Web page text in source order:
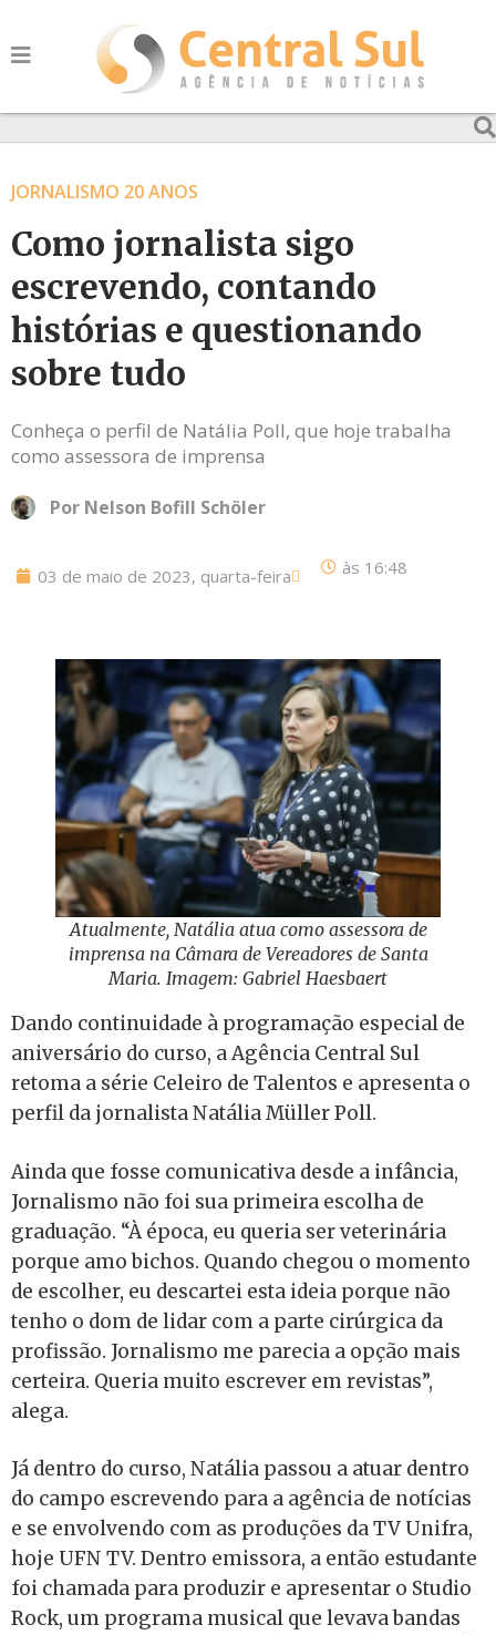
JORNALISMO 20 ANOS
Como jornalista sigo
escrevendo, contando
histórias e questionando
sobre tudo
Conheça o perfil de Natália Poll, que hoje trabalha
como assessora de imprensa
Por Nelson Bofill Schöler
03 de maio de 2023, quarta-feira às 16:48
Atualmente, Natália atua como assessora de
imprensa na Câmara de Vereadores de Santa
Maria. Imagem: Gabriel Haesbaert
Dando continuidade à programação especial de
aniversário do curso, a Agência Central Sul
retoma a série Celeiro de Talentos e apresenta o
perfil da jornalista Natália Müller Poll.
Ainda que fosse comunicativa desde a infância,
Jornalismo não foi sua primeira escolha de
graduação. “À época, eu queria ser veterinária
porque amo bichos. Quando chegou o momento
de escolher, eu descartei esta ideia porque não
tenho o dom de lidar com a parte cirúrgica da
profissão. Jornalismo me parecia a opção mais
certeira. Queria muito escrever em revistas”,
alega.
Já dentro do curso, Natália passou a atuar dentro
do campo escrevendo para a agência de notícias
e se envolvendo com as produções da TV Unifra,
hoje UFN TV. Dentro emissora, a então estudante
foi chamada para produzir e apresentar o Studio
Rock, um programa musical que levava bandas